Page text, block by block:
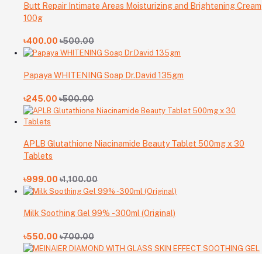
Butt Repair Intimate Areas Moisturizing and Brightening Cream
100g
৳400.00 ৳500.00
Papaya WHITENING Soap Dr.David 135gm
৳245.00 ৳500.00
APLB Glutathione Niacinamide Beauty Tablet 500mg x 30
Tablets
৳999.00 ৳1,100.00
Milk Soothing Gel 99% -300ml (Original)
৳550.00 ৳700.00